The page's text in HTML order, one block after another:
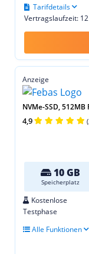
Vertragslaufzeit:
Tarifdetails
Anzeige
NVMe-SSD,
4,9
10 GB
Speicherplatz
Kostenlose
Testphase
Alle Funktionen